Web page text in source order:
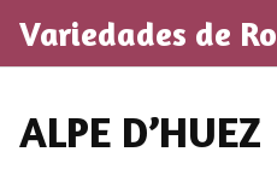
l
Variedades de
ALPE D’HUEZ